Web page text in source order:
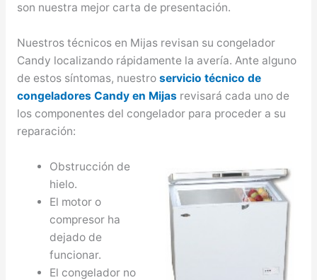
son nuestra mejor carta de presentación.
Nuestros técnicos en Mijas revisan su congelador
Candy localizando rápidamente la avería. Ante alguno
de estos síntomas, nuestro servicio técnico de
congeladores Candy en Mijasrevisará cada uno de
los componentes del congelador para proceder a su
reparación:
Obstrucción de
hielo.
El motor o
compresor ha
dejado de
funcionar.
El congelador no